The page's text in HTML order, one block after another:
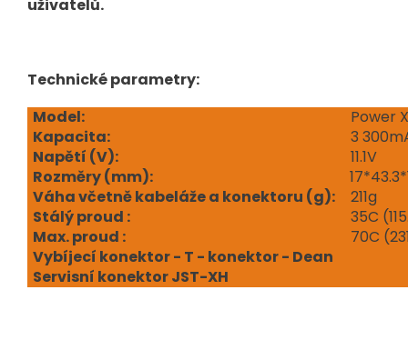
uživatelů.
Technické parametry:
Model:
Power
Kapacita:
3
Napětí (V):
11.1V
Rozměry (mm):
Váha včetně kabeláže a konektoru (g):
211g
Stálý proud :
35C
Max. proud :
70C
Vybíjecí konektor - T - konektor - Dean
Servisní konektor JST-XH